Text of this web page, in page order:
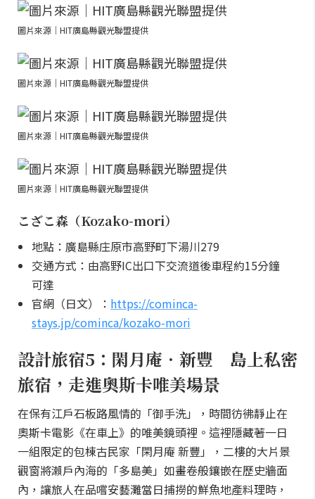
圖片來源｜HIT廣島縣觀光聯盟提供
圖片來源｜HIT廣島縣觀光聯盟提供
圖片來源｜HIT廣島縣觀光聯盟提供
圖片來源｜HIT廣島縣觀光聯盟提供
こざこ森（Kozako-mori）
地點：廣島縣庄原市高野町下湯川279
交通方式：由高野IC出口下交流道後車程約15分鐘
可達
官網（日文）： https://cominca-
stays.jp/cominca/kozako-mori
設計旅宿5：閑月庵．新豐 島上私密
旅宿，走進奧斯卡唯美場景
在保有江戶石板路風情的「御手洗」，時間彷彿靜止在
奧斯卡電影《在車上》的唯美鏡頭裡。這裡隱藏著一日
一組限定的包棟古民家「閑月庵 新豐」，二樓的大片景
觀窗將瀨戶內海的「多島美」如畫卷般鑲嵌在歷史牆面
內，讓旅人在品嚐安藝灘當日捕撈的鮮魚地產料理時，